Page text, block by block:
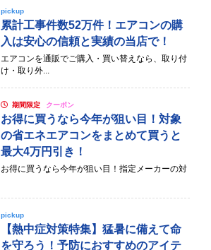
pickup
累計工事件数52万件！エアコンの購
入は安心の信頼と実績の当店で！
エアコンを通販でご購入・買い替えなら、取り付
け・取り外...
期間限定 クーポン
お得に買うなら今年が狙い目！対象
の省エネエアコンをまとめて買うと
最大4万円引き！
お得に買うなら今年が狙い目！指定メーカーの対
pickup
【熱中症対策特集】猛暑に備えて命
を守ろう！予防におすすめのアイテ